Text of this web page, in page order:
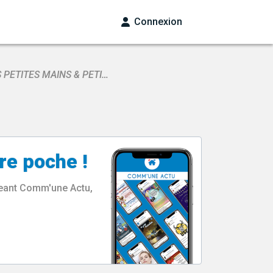
Connexion
PETITES MAINS & PETI…
poche !
Comm'une Actu,